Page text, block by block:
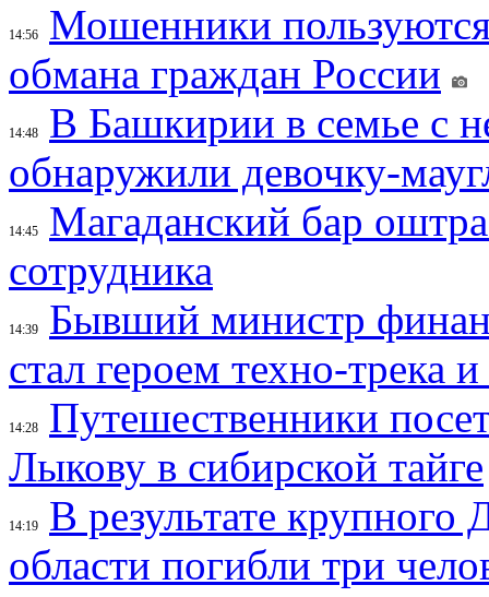
14:56
Мошенники
обмана граждан России
14:48
В Башкирии в семье с
обнаружили девочку-
14:45
Магаданский бар
сотрудника
14:39
Бывший министр
стал героем техно-трека
14:28
Путешественники
Лыкову в сибирской тайге
14:19
В результате крупного
области погибли три